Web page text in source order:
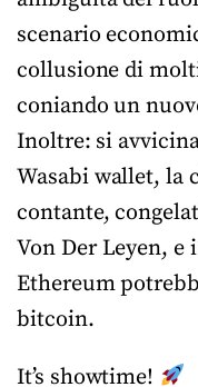
scenario
collusione di
coniando un
Inoltre: si
Wasabi wallet, la
contante,
Von Der Leyen,
Ethereum
bitcoin.
It’s showtime!